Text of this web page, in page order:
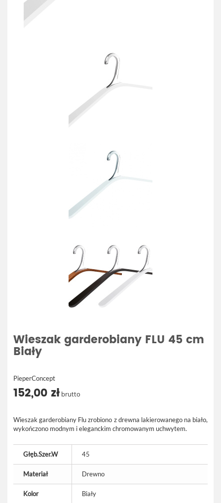
Wieszak garderobiany FLU 45 cm
Biały
PieperConcept
152,00 zł brutto
Wieszak garderobiany Flu zrobiono z drewna lakierowanego na biało,
wykończono modnym i eleganckim chromowanym uchwytem.
Głęb.Szer.W 45
Materiał Drewno
Kolor Biały